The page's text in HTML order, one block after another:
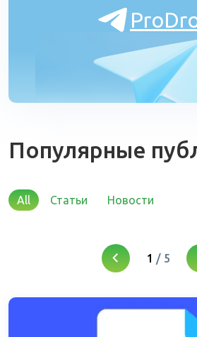
Популярные
All Статьи Новости
1 / 5